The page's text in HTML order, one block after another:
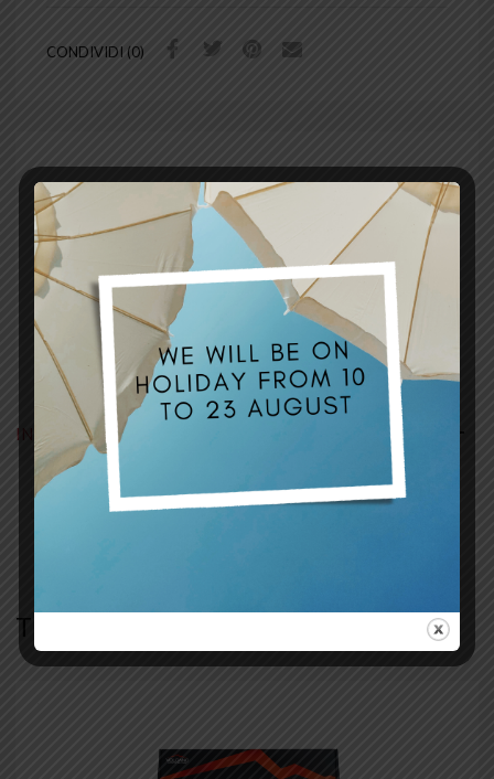
CONDIVIDI (0)
COD:
Categoria:Seat Cover
,similpelle martellata
INFORMAZIONI AGGIUNTIVE
variante colore Blue,Black
TI POTREBBE INTERESSARE…